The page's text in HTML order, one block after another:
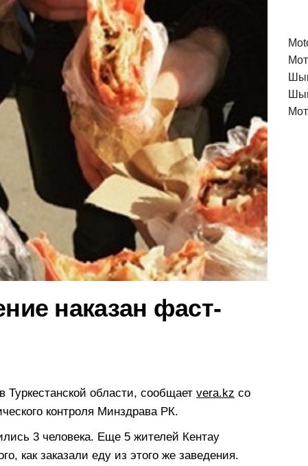
наказан фаст-
области, сообщает vera.kz со
контроля Минздрава РК.
3 человека. Еще 5 жителей Кентау
как заказали еду из этого же заведения.